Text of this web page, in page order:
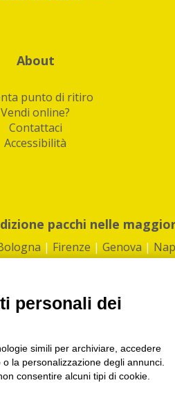
About
punto di ritiro
Vendi online?
Contattaci
Accessibilità
pacchi nelle
| Firenze | Genova |
| Cap.Soc.: 50.000€ |Whistleblowing|
Edicole e Kipoint per ritirare i tuoi
personali dei
simili per archiviare, accedere
la personalizzazione degli annunci.
consentire alcuni tipi di cookie.